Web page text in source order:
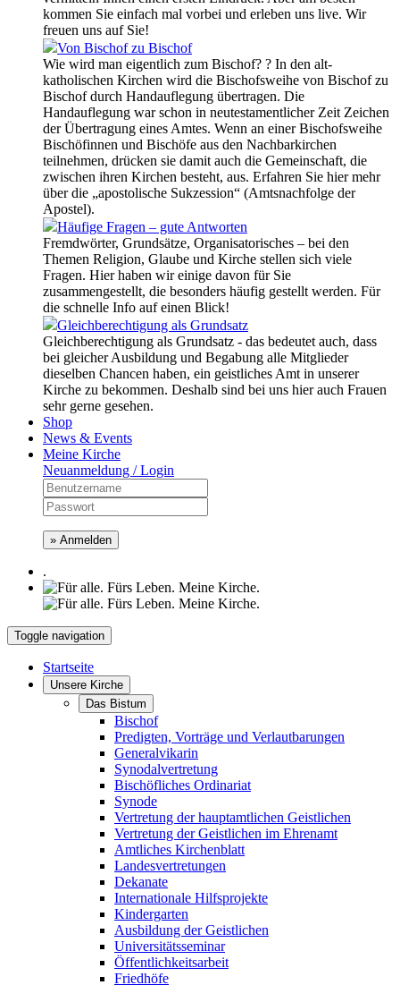
kommen Sie einfach mal vorbei und erleben uns live. Wir
freuen uns auf Sie!
Von Bischof zu Bischof
Wie wird man eigentlich zum Bischof? ? In den alt-
katholischen Kirchen wird die Bischofsweihe von Bischof zu
Bischof durch Handauflegung übertragen. Die
Handauflegung war schon in neutestamentlicher Zeit Zeichen
der Übertragung eines Amtes. Wenn an einer Bischofsweihe
Bischöfinnen und Bischöfe aus den Nachbarkirchen
teilnehmen, drücken sie damit auch die Gemeinschaft, die
zwischen ihren Kirchen besteht, aus. Erfahren Sie hier mehr
über die „apostolische Sukzession“ (Amtsnachfolge der
Apostel).
Häufige Fragen – gute Antworten
Fremdwörter, Grundsätze, Organisatorisches – bei den
Themen Religion, Glaube und Kirche stellen sich viele
Fragen. Hier haben wir einige davon für Sie
zusammengestellt, die besonders häufig gestellt werden. Für
die schnelle Info auf einen Blick!
Gleichberechtigung als Grundsatz
Gleichberechtigung als Grundsatz - das bedeutet auch, dass
bei gleicher Ausbildung und Begabung alle Mitglieder
dieselben Chancen haben, ein geistliches Amt in unserer
Kirche zu bekommen. Deshalb sind bei uns hier auch Frauen
sehr gerne gesehen.
Shop
News & Events
Meine Kirche
Neuanmeldung / Login
» Anmelden
.
Toggle navigation
Startseite
Unsere Kirche
Das Bistum
Bischof
Predigten, Vorträge und Verlautbarungen
Generalvikarin
Synodalvertretung
Bischöfliches Ordinariat
Synode
Vertretung der hauptamtlichen Geistlichen
Vertretung der Geistlichen im Ehrenamt
Amtliches Kirchenblatt
Landesvertretungen
Dekanate
Internationale Hilfsprojekte
Kindergarten
Ausbildung der Geistlichen
Universitätsseminar
Öffentlichkeitsarbeit
Friedhöfe